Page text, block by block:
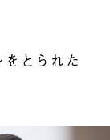
をとられた